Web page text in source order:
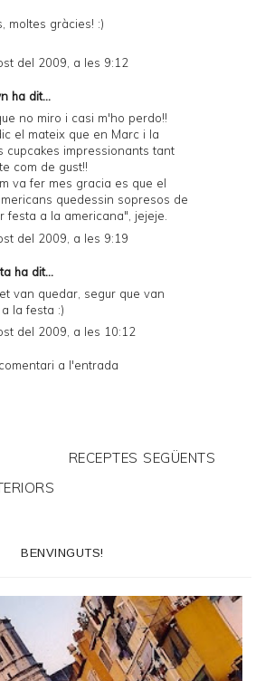
moltes gràcies! :)
del 2009, a les 9:12
ha dit...
no miro i casi m'ho perdo!!
el mateix que en Marc i la
cupcakes impressionants tant
com de gust!!
va fer mes gracia es que el
quedessin sopresos de
festa a la americana", jejeje.
del 2009, a les 9:19
ha dit...
van quedar, segur que van
la festa :)
del 2009, a les 10:12
a l'entrada
RECEPTES SEGÜENTS
BENVINGUTS!